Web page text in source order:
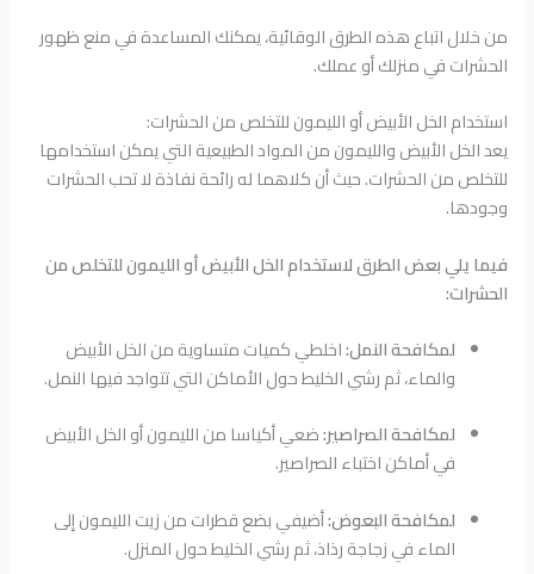
من خلال اتباع هذه الطرق الوقائية، يمكنك المساعدة في منع ظهور
الحشرات في منزلك أو عملك.
استخدام الخل الأبيض أو الليمون للتخلص من الحشرات:
يعد الخل الأبيض والليمون من المواد الطبيعية التي يمكن استخدامها
للتخلص من الحشرات. حيث أن كلاهما له رائحة نفاذة لا تحب الحشرات
وجودها.
فيما يلي بعض الطرق لاستخدام الخل الأبيض أو الليمون للتخلص من
الحشرات:
لمكافحة النمل:اخلطي كميات متساوية من الخل الأبيض
والماء، ثم رشي الخليط حول الأماكن التي تتواجد فيها النمل.
لمكافحة الصراصير:ضعي أكياسا من الليمون أو الخل الأبيض
في أماكن اختباء الصراصير.
لمكافحة البعوض:أضيفي بضع قطرات من زيت الليمون إلى
الماء في زجاجة رذاذ، ثم رشي الخليط حول المنزل.